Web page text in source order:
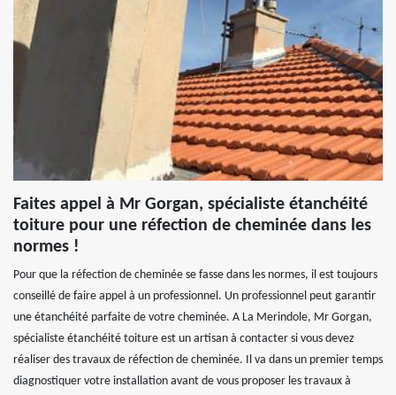
Faites appel à Mr Gorgan, spécialiste étanchéité
toiture pour une réfection de cheminée dans les
normes !
Pour que la réfection de cheminée se fasse dans les normes, il est toujours
conseillé de faire appel à un professionnel. Un professionnel peut garantir
une étanchéité parfaite de votre cheminée. A La Merindole, Mr Gorgan,
spécialiste étanchéité toiture est un artisan à contacter si vous devez
réaliser des travaux de réfection de cheminée. Il va dans un premier temps
diagnostiquer votre installation avant de vous proposer les travaux à